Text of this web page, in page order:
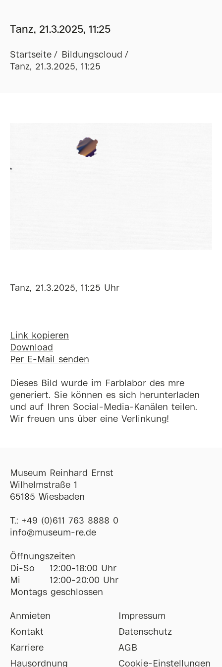
Tanz, 21.3.2025, 11:25
Startseite
Bildungscloud
Tanz, 21.3.2025, 11:25
Tanz, 21.3.2025, 11:25 Uhr
Link kopieren
Download
Per E-Mail senden
Dieses Bild wurde im Farblabor des mre
generiert. Sie können es sich herunterladen
und auf Ihren Social-Media-Kanälen teilen.
Wir freuen uns über eine Verlinkung!
Museum Reinhard Ernst
Wilhelmstraße 1
65185 Wiesbaden
T.: +49 (0)611 763 8888 0
ofni@museum-re de
Öffnungszeiten
Di-So
12:00-18:00 Uhr
Mi
12:00-20:00 Uhr
Montags geschlossen
Anmieten
Kontakt
Karriere
Hausordnung
Impressum
Datenschutz
AGB
Cookie-Einstellungen